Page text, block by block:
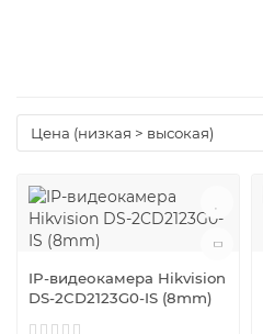
IP-видеокамера Hikvision
DS-2CD2123G0-IS (8mm)